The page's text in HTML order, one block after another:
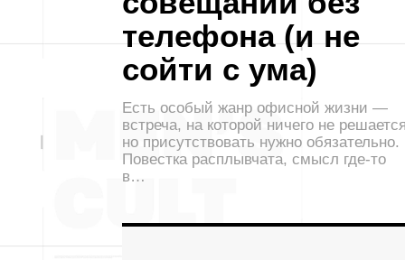
телефона (и не
сойти с ума)
Есть особый жанр офисной жизни —
встреча, на которой ничего не
но присутствовать нужно обязательно.
Повестка расплывчата, смысл где-то
в…